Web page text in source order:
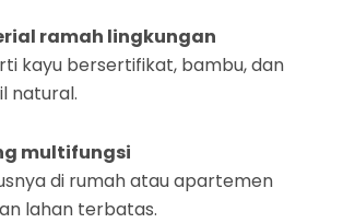
ramah lingkungan
kayu bersertifikat, bambu, dan
natural.
multifungsi
di rumah atau apartemen
lahan terbatas.